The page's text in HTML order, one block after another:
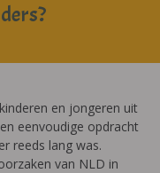
en jongeren uit
eenvoudige opdracht
reeds lang was.
van NLD in